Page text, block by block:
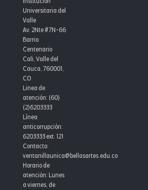
Universitaria del
Valle
Av. 2Nte #7N-66
Barrio
Centenario
Cali, Valle del
Cauca, 760001,
CO
Linea de
atención: (60)
(2)6203333
Línea
anticorrupción:
6203333 ext. 121
Contacto:
ventanillaunica@bellasartes.edu.co
Horario de
atención: Lunes
a viernes, de